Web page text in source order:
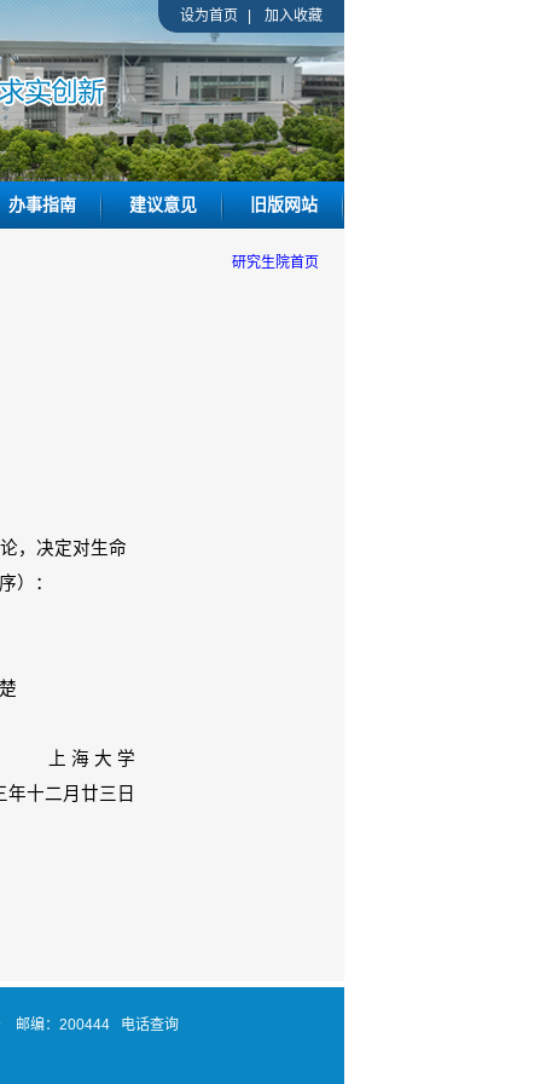
设为首页 加入收藏
办事指南 建议意见 旧版网站
研究生院首页
，决定对生命
）：
上 海 大 学
年十二月廿三日
邮编：200444
电话查询